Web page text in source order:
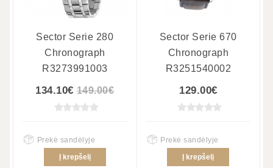
Sector Serie 280
Chronograph
R3273991003
134.10€ 149.00€
Prekė sandėlyje
Į krepšelį
Sector Serie 670
Chronograph
R3251540002
129.00€
Prekė sandėlyje
Į krepšelį